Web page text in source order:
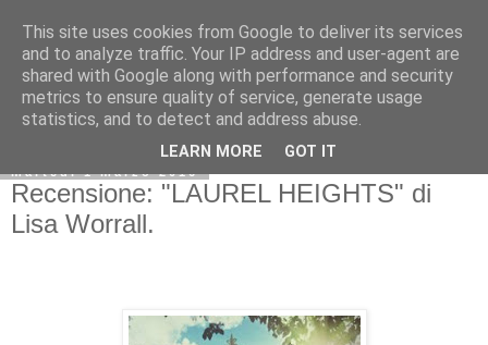
martedì 1 marzo 2016
Recensione: "LAUREL HEIGHTS" di
Lisa Worrall.
This site uses cookies from Google to deliver its services
and to analyze traffic. Your IP address and user-agent are
shared with Google along with performance and security
metrics to ensure quality of service, generate usage
statistics, and to detect and address abuse.
LEARN MORE GOT IT